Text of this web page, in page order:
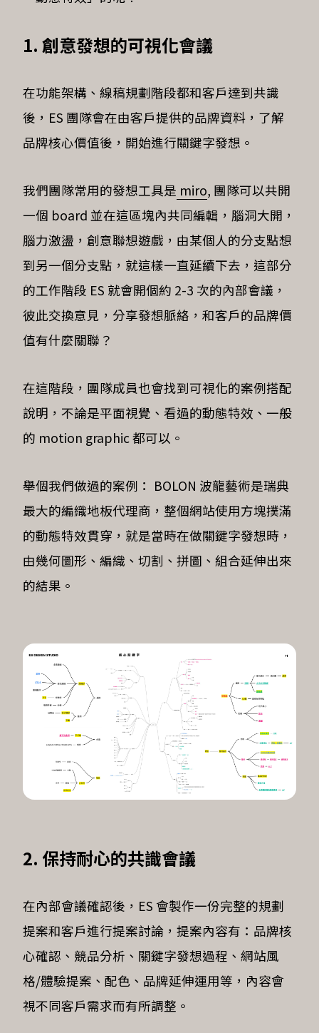
1. 創意發想的可視化會議
在功能架構、線稿規劃階段都和客戶達到共識
後，ES 團隊會在由客戶提供的品牌資料，了解
品牌核心價值後，開始進行關鍵字發想。
我們團隊常用的發想工具是 miro, 團隊可以共開
一個 board 並在這區塊內共同編輯，腦洞大開，
腦力激盪，創意聯想遊戲，由某個人的分支點想
到另一個分支點，就這樣一直延續下去，這部分
的工作階段 ES 就會開個約 2-3 次的內部會議，
彼此交換意見，分享發想脈絡，和客戶的品牌價
值有什麼關聯？
在這階段，團隊成員也會找到可視化的案例搭配
說明，不論是平面視覺、看過的動態特效、一般
的 motion graphic 都可以。
舉個我們做過的案例： BOLON 波龍藝術是瑞典
最大的編織地板代理商，整個網站使用方塊撲滿
的動態特效貫穿，就是當時在做關鍵字發想時，
由幾何圖形、編織、切割、拼圖、組合延伸出來
的結果。
2. 保持耐心的共識會議
在內部會議確認後，ES 會製作一份完整的規劃
提案和客戶進行提案討論，提案內容有：品牌核
心確認、競品分析、關鍵字發想過程、網站風
格/體驗提案、配色、品牌延伸運用等，內容會
視不同客戶需求而有所調整。